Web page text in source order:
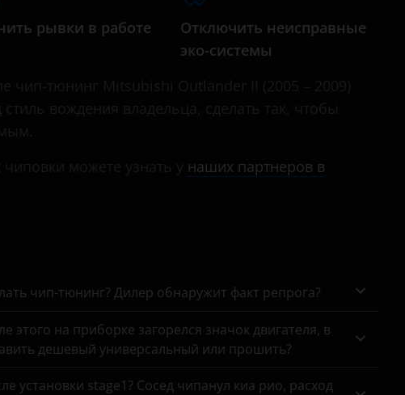
Lancer
рывки в работе
Отключить неисправные
эко-системы
наших партнеров в
чип-тюнинг? Дилер обнаружит факт репрога?
этого на приборке загорелся значок двигателя, в
дешевый универсальный или прошить?
установки stage1? Сосед чипанул киа рио, расход